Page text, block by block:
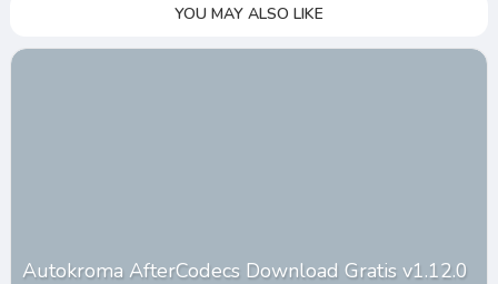
YOU MAY ALSO LIKE
Autokroma AfterCodecs Download Gratis v1.12.0